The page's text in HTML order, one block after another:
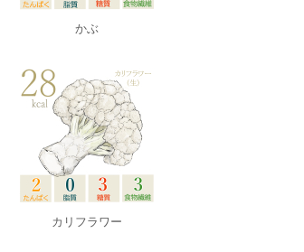
かぶ
カリフラワー